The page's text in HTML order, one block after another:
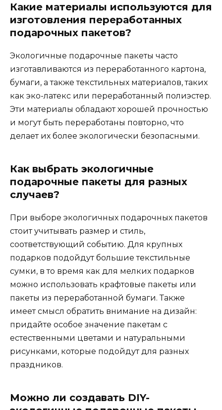
Какие материалы используются для
изготовления переработанных
подарочных пакетов?
Экологичные подарочные пакеты часто
изготавливаются из переработанного картона,
бумаги, а также текстильных материалов, таких
как эко-латекс или переработанный полиэстер.
Эти материалы обладают хорошей прочностью
и могут быть переработаны повторно, что
делает их более экологически безопасными.
Как выбрать экологичные
подарочные пакеты для разных
случаев?
При выборе экологичных подарочных пакетов
стоит учитывать размер и стиль,
соответствующий событию. Для крупных
подарков подойдут большие текстильные
сумки, в то время как для мелких подарков
можно использовать крафтовые пакеты или
пакеты из переработанной бумаги. Также
имеет смысл обратить внимание на дизайн:
придайте особое значение пакетам с
естественными цветами и натуральными
рисунками, которые подойдут для разных
праздников.
Можно ли создавать DIY-